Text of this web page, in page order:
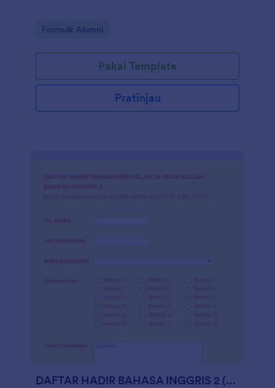
Go to Category:
Formulir Alumni
Pakai Template
Pratinjau
DAFTAR HADIR BAHASA INGGRIS 2 (DOSEN: RATNA AYU P.K.D., S.Pd., M.Pd.)